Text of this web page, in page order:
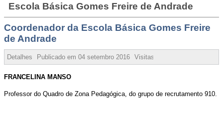
Escola Básica Gomes Freire de Andrade
Coordenador da Escola Básica Gomes Freire
de Andrade
Detalhes Publicado em 04 setembro 2016 Visitas:
FRANCELINA MANSO
Professor do Quadro de Zona Pedagógica, do grupo de recrutamento 910.